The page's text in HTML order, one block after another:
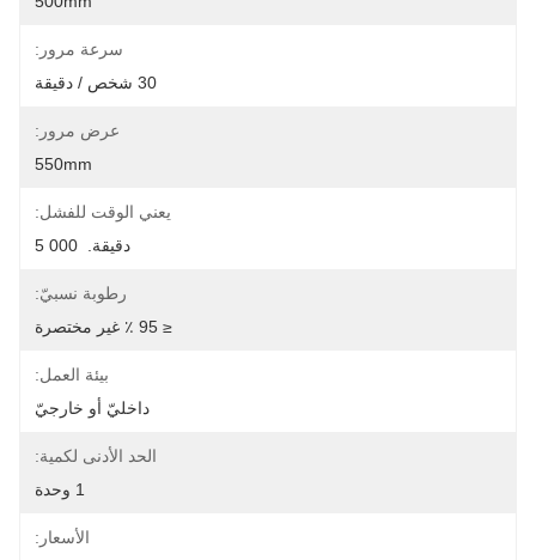
سرعة مرور:
30 شخص / دقيقة
عرض مرور:
550mm
يعني الوقت للفشل:
دقيقة.  000 5
رطوبة نسبيّ:
≤ 95 ٪ غير مختصرة
بيئة العمل:
داخليّ أو خارجيّ
الحد الأدنى لكمية:
1 وحدة
الأسعار: